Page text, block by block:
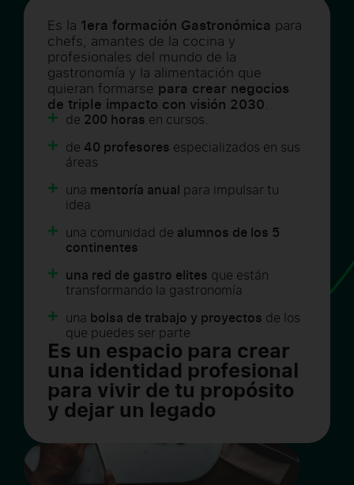
Es la 1era formación Gastronómica para
chefs, amantes de la cocina y
profesionales del mundo de la
gastronomía y la alimentación que
quieran formarse para crear negocios
de triple impacto con visión 2030.
de 200 horas en cursos.
de 40 profesores especializados en sus
áreas
una mentoría anual para impulsar tu
idea
una comunidad de alumnos de los 5
continentes
una red de gastro elites que están
transformando la gastronomía
una bolsa de trabajo y proyectos de los
que puedes ser parte
Es un espacio para crear
una identidad profesional
para vivir de tu propósito
y dejar un legado